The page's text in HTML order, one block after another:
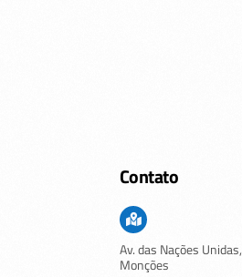
Contato
Av. das Nações Unidas,
Monções